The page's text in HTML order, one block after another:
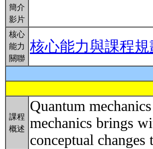
簡介
影片
核心
能力
關聯
核心能力與課程規
課程
概述
Quantum
mechanics brings
conceptual